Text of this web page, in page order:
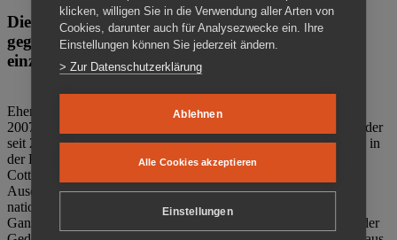
Die Gedenkstätte Zuchthaus Cottbus ist ein Ort
gegen das Vergessen. Anschaulich, nah und
einzigartig.
Ehemalige politische Häftlinge der DDR gründeten im Oktober
2007 den Verein Menschenrechtszentrum Cottbus e. V. (MRZ), der
seit 2011 Eigentümer des ehemaligen Gefängnisses (1860-2002) in
der Bautzener Straße und Träger der Gedenkstätte Zuchthaus
Cottbus ist. Im Zentrum der Arbeit der Gedenkstätte steht die
Auseinandersetzung mit politischem Unrecht während der
nationalsozialistischen Terrorherrschaft und der SED-Diktatur.
Ganzjährig zeigen mehrere Dauer- und Sonderausstellungen in der
klicken, willigen Sie in die Verwendung aller Arten von
Cookies, darunter auch für Analysezwecke ein. Ihre
Einstellungen können Sie jederzeit ändern.
> Zur Datenschutzerklärung
Ablehnen
Alle Cookies akzeptieren
Einstellungen